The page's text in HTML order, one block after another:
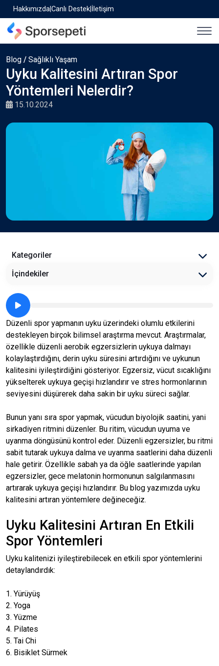
HakkımızdaCanlı Destek İletişim
Blog / Sağlıklı Yaşam
Uyku Kalitesini Artıran Spor
Yöntemleri Nelerdir?
15.10.2024
İçindekiler
Kategoriler
Düzenli spor yapmanın uyku üzerindeki olumlu etkilerini
destekleyen birçok bilimsel araştırma mevcut. Araştırmalar,
özellikle düzenli aerobik egzersizlerin uykuya dalmayı
kolaylaştırdığını, derin uyku süresini artırdığını ve uykunun
kalitesini iyileştirdiğini gösteriyor. Egzersiz, vücut sıcaklığını
yükselterek uykuya geçişi hızlandırır ve stres hormonlarının
seviyesini düşürerek daha sakin bir uyku süreci sağlar.
Bunun yanı sıra spor yapmak, vücudun biyolojik saatini, yani
sirkadiyen ritmini düzenler. Bu ritim, vücudun uyuma ve
uyanma döngüsünü kontrol eder. Düzenli egzersizler, bu ritmi
sabit tutarak uykuya dalma ve uyanma saatlerini daha düzenli
hale getirir. Özellikle sabah ya da öğle saatlerinde yapılan
egzersizler, gece melatonin hormonunun salgılanmasını
artırarak uykuya geçişi hızlandırır. Bu blog yazımızda uyku
kalitesini artıran yöntemlere değineceğiz.
Uyku Kalitesini Artıran En Etkili
Spor Yöntemleri
Uyku kalitenizi iyileştirebilecek en etkili spor yöntemlerini
detaylandırdık:
1. Yürüyüş
2. Yoga
3. Yüzme
4. Pilates
5. Tai Chi
6. Bisiklet Sürmek